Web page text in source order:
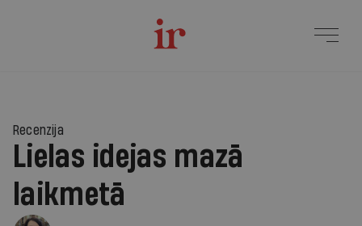
Recenzija
Lielas idejas mazā
laikmetā